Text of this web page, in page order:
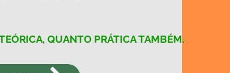
QUANTO PRÁTICA TAMBÉM.